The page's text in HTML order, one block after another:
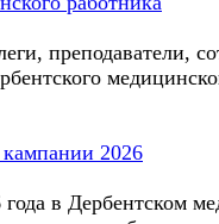
преподаватели,
2026
в Дербентском